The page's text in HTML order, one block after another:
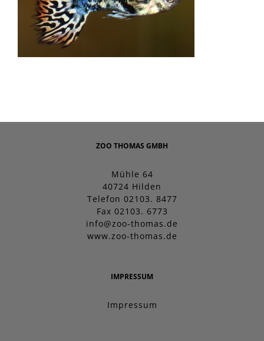
ZOO THOMAS GMBH
Mühle 64
40724 Hilden
Telefon 02103. 8477
Fax 02103. 6773
info@zoo-thomas.de
www.zoo-thomas.de
IMPRESSUM
Impressum